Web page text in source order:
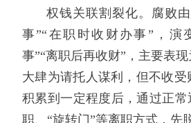
权钱关联割裂化。腐败
事”“在职时收财办事”，演
事”“离职后再收财”，主要表
大肆为请托人谋利，但不收
积累到一定程度后，通过正常
职、“旋转门”等离职方式，先